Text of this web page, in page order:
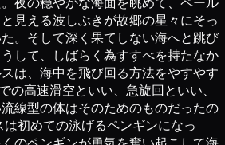
見える波しぶきが故郷の星々にそっ
。そして深く果てしない海へと跳び
して、しばらく為すすべを持たなか
は、海中を飛び回る方法をやすやす
高速滑空といい、急旋回といい、
線型の体はそのためのものだったの
初めての泳げるペンギンになっ